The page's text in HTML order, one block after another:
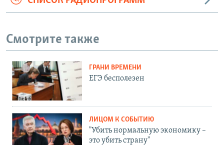
Смотрите также
ГРАНИ ВРЕМЕНИ
ЕГЭ бесполезен
ЛИЦОМ К СОБЫТИЮ
"Убить нормальную экономику –
это убить страну"